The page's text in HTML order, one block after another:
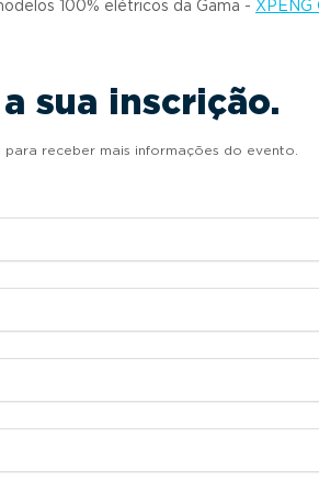
100% elétricos da Gama - XPENG
sua inscrição.
para receber mais informações do evento.